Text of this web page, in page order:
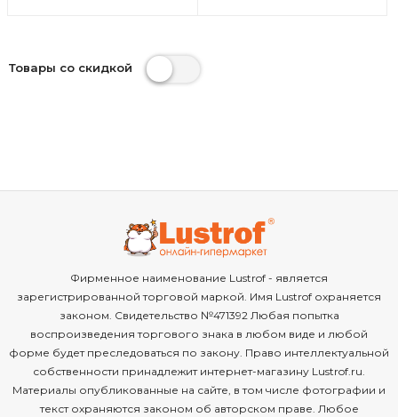
Товары со скидкой
Фирменное наименование Lustrof - является
зарегистрированной торговой маркой. Имя Lustrof охраняется
законом. Свидетельство №471392 Любая попытка
воспроизведения торгового знака в любом виде и любой
форме будет преследоваться по закону. Право интеллектуальной
собственности принадлежит интернет-магазину Lustrof.ru.
Материалы опубликованные на сайте, в том числе фотографии и
текст охраняются законом об авторском праве. Любое